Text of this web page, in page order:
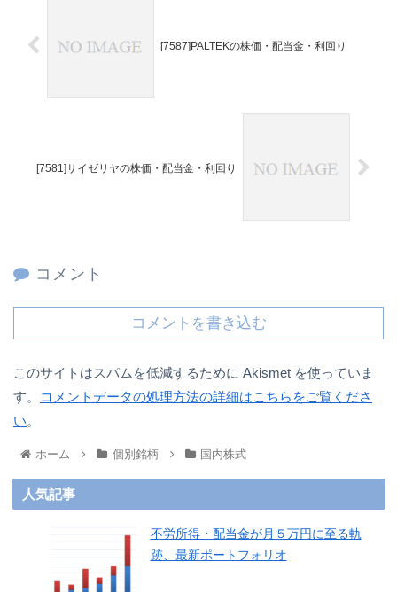
[7587]PALTEKの株価・配当金・利回り
[7581]サイゼリヤの株価・配当金・利回り
コメント
コメントを書き込む
このサイトはスパムを低減するために Akismet を使っていま
す。
コメントデータの処理方法の詳細はこちらをご覧くださ
い。
ホーム 個別銘柄 国内株式
人気記事
不労所得・配当金が月５万円に至る軌
跡、最新ポートフォリオ